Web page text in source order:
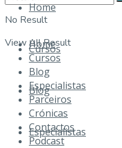
No Result
View All Result
Home
Cursos
Blog
Especialistas
Home
Cursos
Blog
Especialistas
Parceiros
Crónicas
Contactos
Podcast